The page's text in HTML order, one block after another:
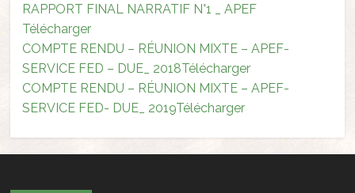
RAPPORT FINAL NARRATIF N°1 _ APEF
Télécharger
COMPTE RENDU – RÉUNION MIXTE – APEF-
SERVICE FED – DUE_ 2018Télécharger
COMPTE RENDU – RÉUNION MIXTE – APEF-
SERVICE FED- DUE_ 2019Télécharger